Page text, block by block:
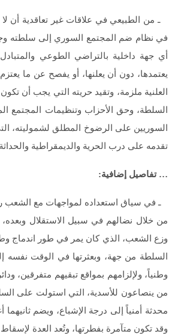
ـ من الطبيعي في علاقات غير تعاقدية أن لا
في نظام ضم المجتمع السوري إلى سلطته
أي جهة داخلية بالتراضي الطوعي
يعتمدها، دون أن يعلنها، أو يفصح عن ما
العلنية ملزمة، وتقيد حريته التي يجب أن
السلطة، وحق الأحزاب وتنظيمات المجتمع
السوريين على الرضوخ المطلق لشموليته،
تقدمه على درب الحرية والديمقراطية
… تفاصيل إضافية:
ـ في سياق استعداده لمواجهات مع الشعب
من خلال نضالهم في سبيل الاستقلال
وزع الشعب، الذي كان يمر في طور اندماج
السلطة من جهة، وبعثرتها في الوقت نفسه
وطنياً، ولإلزامهم بمواقع تبقيهم
من ينصاعون للأسدية، التي استولت على
محدثة أمنياً إلى درجة الإشباع، ويضم
وقد تكون متآمرة بفطرتها، وتُعد العدة لإسقاط